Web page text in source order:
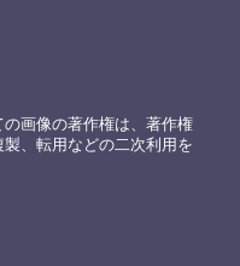
画像の著作権は、著作権
、転用などの二次利用を